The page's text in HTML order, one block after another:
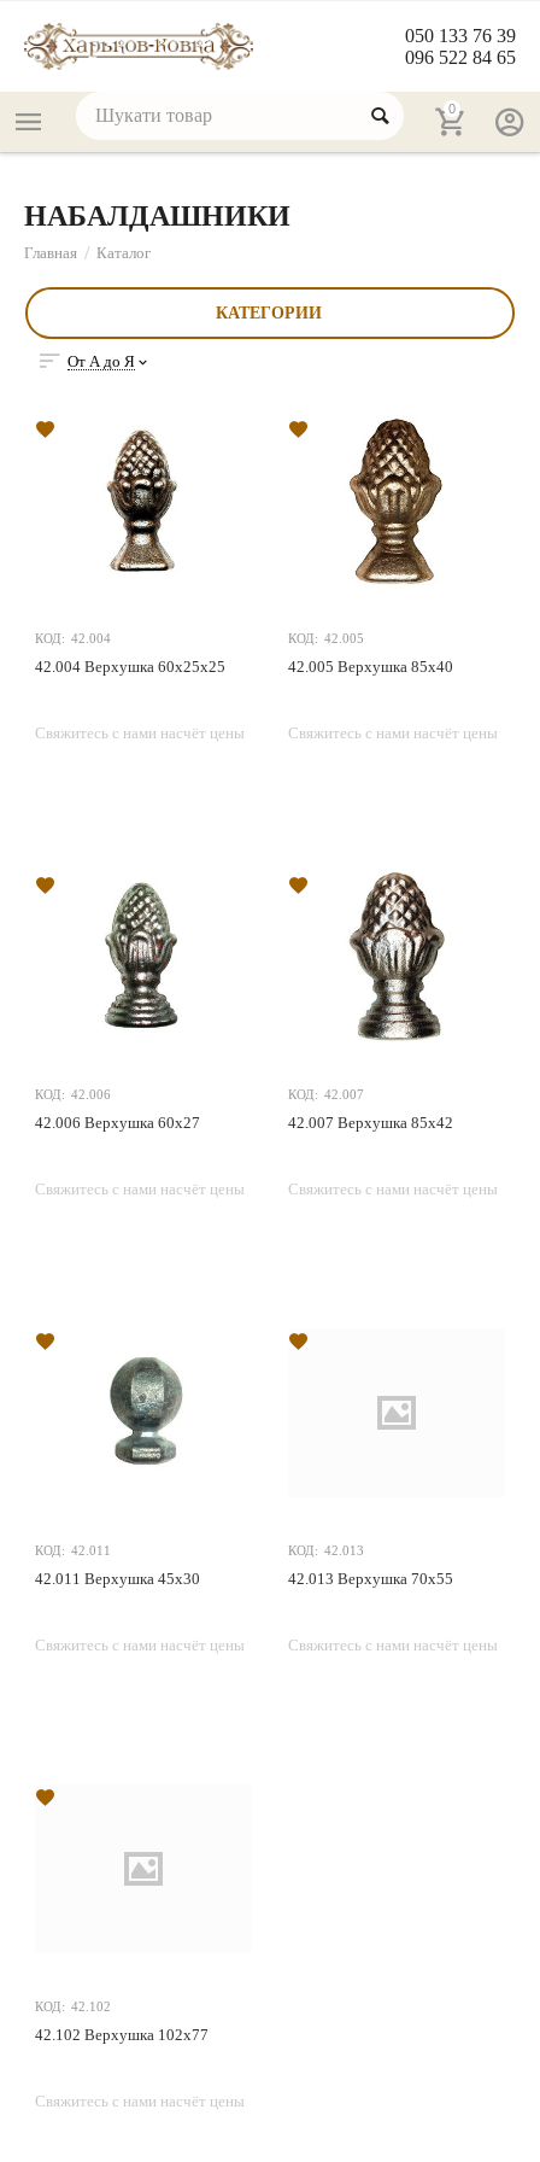
050 133 76 39
096 522 84 65
0
НАБАЛДАШНИКИ
Главная / Каталог
КАТЕГОРИИ
От А до Я
КОД: 42.004
42.004 Верхушка 60х25х25
Свяжитесь с нами насчёт цены
КОД: 42.005
42.005 Верхушка 85х40
Свяжитесь с нами насчёт цены
КОД: 42.006
42.006 Верхушка 60х27
Свяжитесь с нами насчёт цены
КОД: 42.007
42.007 Верхушка 85х42
Свяжитесь с нами насчёт цены
КОД: 42.011
42.011 Верхушка 45х30
Свяжитесь с нами насчёт цены
КОД: 42.013
42.013 Верхушка 70х55
Свяжитесь с нами насчёт цены
КОД: 42.102
42.102 Верхушка 102х77
Свяжитесь с нами насчёт цены